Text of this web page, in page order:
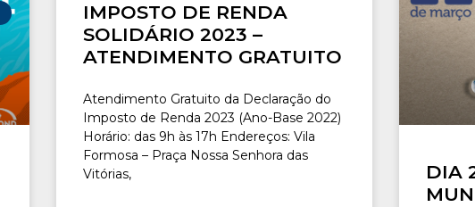
IMPOSTO DE RENDA
SOLIDÁRIO 2023 –
ATENDIMENTO GRATUITO
Atendimento Gratuito da Declaração do
Imposto de Renda 2023 (Ano-Base 2022)
Horário: das 9h às 17h Endereços: Vila
Formosa – Praça Nossa Senhora das
Vitórias,
DIA